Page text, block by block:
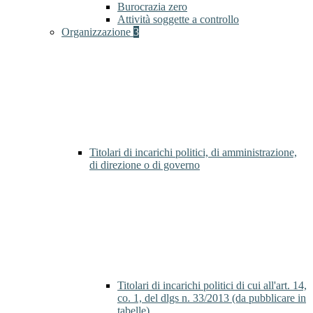
Burocrazia zero
Attività soggette a controllo
Organizzazione 3
Titolari di incarichi politici, di amministrazione,
di direzione o di governo
Titolari di incarichi politici di cui all'art. 14,
co. 1, del dlgs n. 33/2013 (da pubblicare in